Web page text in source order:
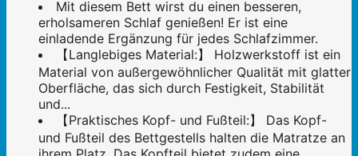
Mit diesem Bett wirst du einen besseren,
erholsameren Schlaf genießen! Er ist eine
einladende Ergänzung für jedes Schlafzimmer.
【Langlebiges Material:】 Holzwerkstoff ist ein
Material von außergewöhnlicher Qualität mit glatter
Oberfläche, das sich durch Festigkeit, Stabilität
und...
【Praktisches Kopf- und Fußteil:】 Das Kopf-
und Fußteil des Bettgestells halten die Matratze an